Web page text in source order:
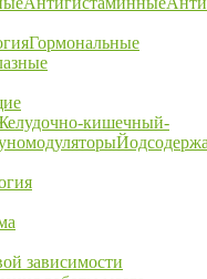
Гормональные
кишечный-
зависимости